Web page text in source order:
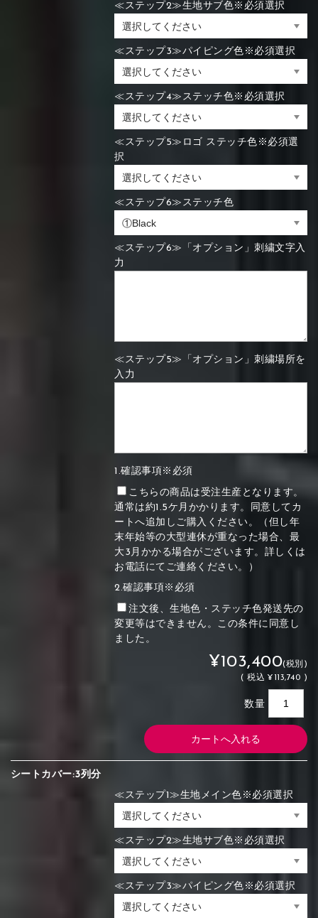
≪ステップ2≫生地サブ色※必須選択
≪ステップ3≫パイピング色※必須選択
≪ステップ4≫ステッチ色※必須選択
≪ステップ5≫ロゴ ステッチ色※必須選
択
≪ステップ6≫ステッチ色
≪ステップ6≫「オプション」刺繍文字入
力
≪ステップ5≫「オプション」刺繍場所を
入力
1.確認事項※必須
こちらの商品は受注生産となります。
通常は約1.5ケ月かかります。同意してカ
ートへ追加しご購入ください。（但し年
末年始等の大型連休が重なった場合、最
大3月かかる場合がございます。詳しくは
お電話にてご連絡ください。）
2.確認事項※必須
注文後、生地色・ステッチ色発送先の
変更等はできません。この条件に同意し
ました。
¥103,400(税別)
(税込 ¥113,740 )
数量
シートカバー:3列分
≪ステップ1≫生地メイン色※必須選択
≪ステップ2≫生地サブ色※必須選択
≪ステップ3≫パイピング色※必須選択